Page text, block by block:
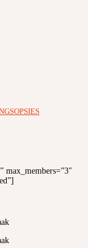
max_members=”3″